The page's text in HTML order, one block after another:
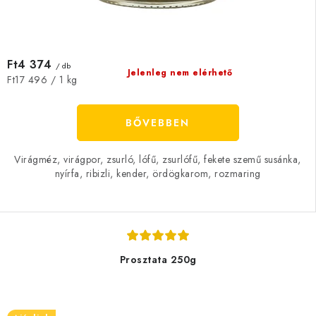
Jelenleg nem elérhető
Ft4 374 / db
Egységár:
Ft17 496 / 1 kg
BŐVEBBEN
Virágméz, virágpor, zsurló, lófű, zsurlófű, fekete szemű susánka,
nyírfa, ribizli, kender, ördögkarom, rozmaring
Prosztata 250g